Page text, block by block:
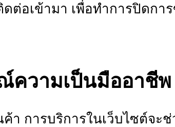
ดต่อเข้ามา เพื่อทำการปิดกา
ความเป็นมืออาชีพ
า การบริการในเว็บไซต์จะ